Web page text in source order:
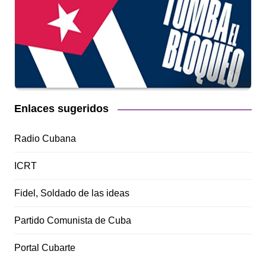
Enlaces sugeridos
Radio Cubana
ICRT
Fidel, Soldado de las ideas
Partido Comunista de Cuba
Portal Cubarte